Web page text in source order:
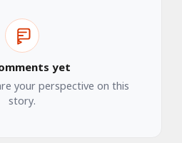
yet
your perspective on this
story.